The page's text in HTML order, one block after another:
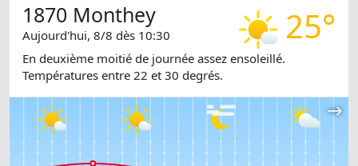
25°
1870 Monthey
Aujourd'hui, 8/8 dès 10:30
En deuxième moitié de journée assez ensoleillé.
Températures entre 22 et 30 degrés.